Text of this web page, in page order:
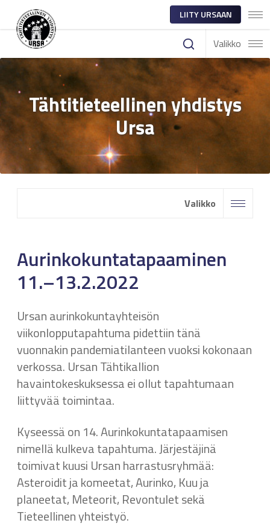
LIITY URSAAN
Valikko
Tähtitieteellinen yhdistys
Ursa
Valikko
Aurinkokuntatapaaminen
11.–13.2.2022
Ursan aurinkokuntayhteisön
viikonlopputapahtuma pidettiin tänä
vuonnakin pandemiatilanteen vuoksi kokonaan
verkossa. Ursan Tähtikallion
havaintokeskuksessa ei ollut tapahtumaan
liittyvää toimintaa.
Kyseessä on 14. Aurinkokuntatapaamisen
nimellä kulkeva tapahtuma. Järjestäjinä
toimivat kuusi Ursan harrastusryhmää:
Asteroidit ja komeetat, Aurinko, Kuu ja
planeetat, Meteorit, Revontulet sekä
Tieteellinen yhteistyö.